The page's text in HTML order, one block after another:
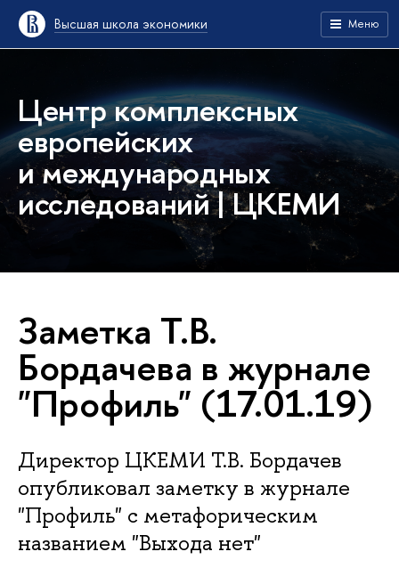
Высшая школа экономики Меню
Центр комплексных
европейских
и международных
исследований | ЦКЕМИ
Заметка Т.В.
Бордачева в журнале
"Профиль" (17.01.19)
Директор ЦКЕМИ Т.В. Бордачев
опубликовал заметку в журнале
"Профиль" с метафорическим
названием "Выхода нет"